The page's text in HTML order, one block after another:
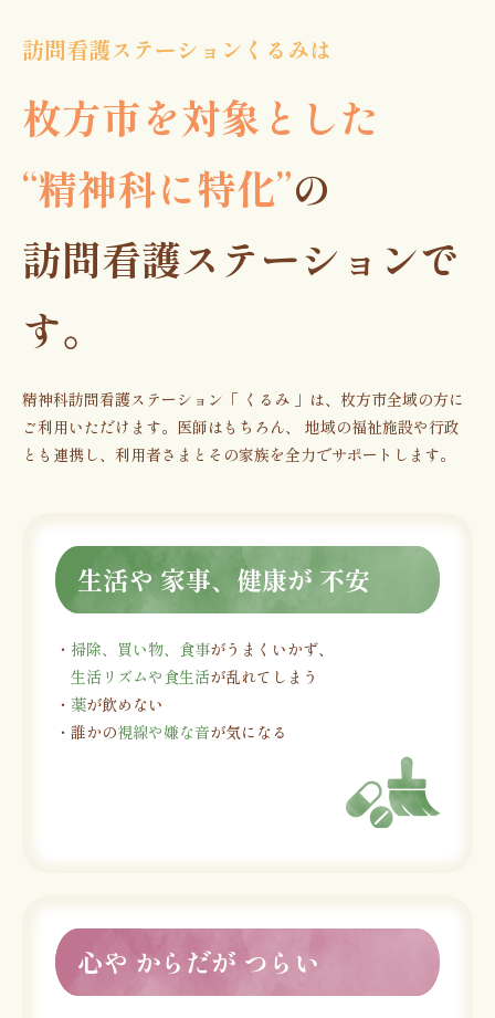
訪問看護ステーションくるみは
枚方市を対象とした
“精神科に特化”の
訪問看護ステーションで
す。
精神科訪問看護ステーション「 くるみ 」は、枚方市全域の方に
ご利用いただけます。医師はもちろん、 地域の福祉施設や行政
とも連携し、利用者さまとその家族を全力でサポートします。
生活や 家事、健康が 不安
・ 掃除、買い物、食事がうまくいかず、
生活リズムや食生活が乱れてしまう
・ 薬が飲めない
・誰かの視線や嫌な音が気になる
心や からだが つらい